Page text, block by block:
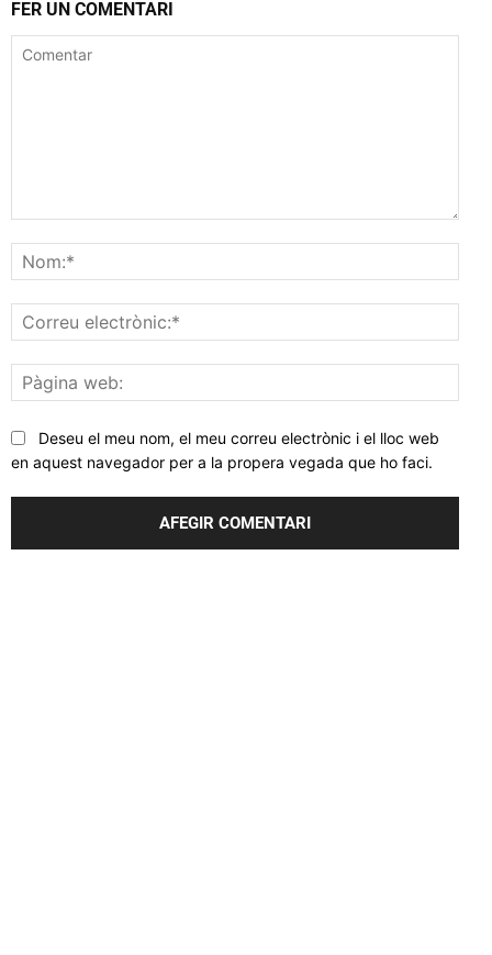
FER UN COMENTARI
web:
Deseu el meu nom, el meu correu electrònic i el lloc web
en aquest navegador per a la propera vegada que ho faci.